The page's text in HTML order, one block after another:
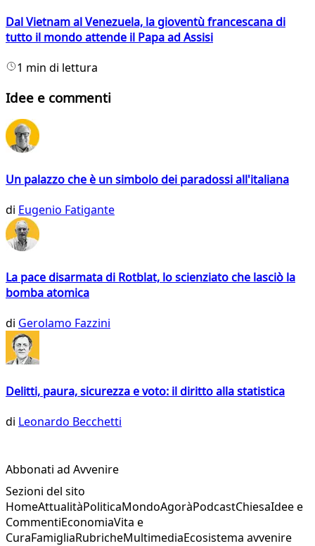
Dal Vietnam al Venezuela, la gioventù francescana di
tutto il mondo attende il Papa ad Assisi
1 min di lettura
Idee e commenti
Un palazzo che è un simbolo dei paradossi all'italiana
di Eugenio Fatigante
La pace disarmata di Rotblat, lo scienziato che lasciò la
bomba atomica
di Gerolamo Fazzini
Delitti, paura, sicurezza e voto: il diritto alla statistica
di Leonardo Becchetti
Abbonati ad Avvenire
Sezioni del sito
HomeAttualitàPoliticaMondoAgoràPodcastChiesaIdee e
CommentiEconomiaVita e
CuraFamigliaRubricheMultimediaEcosistema avvenire